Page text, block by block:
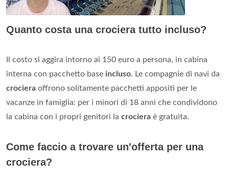
Quanto costa una crociera tutto incluso?
Il costo si aggira intorno ai 150 euro a persona, in cabina
interna con pacchetto base incluso. Le compagnie di navi da
crociera offrono solitamente pacchetti appositi per le
vacanze in famiglia: per i minori di 18 anni che condividono
la cabina con i propri genitori la crociera è gratuita.
Come faccio a trovare un'offerta per una
crociera?